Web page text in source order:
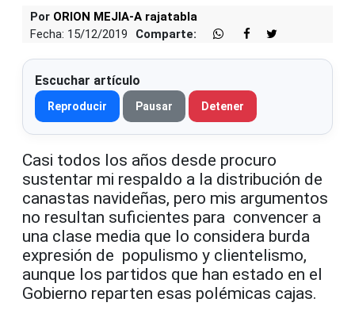
Por ORION MEJIA-A rajatabla
Fecha: 15/12/2019
Comparte:
Escuchar artículo
Reproducir Pausar Detener
Casi todos los años desde procuro
sustentar mi respaldo a la distribución de
canastas navideñas, pero mis argumentos
no resultan suficientes para convencer a
una clase media que lo considera burda
expresión de populismo y clientelismo,
aunque los partidos que han estado en el
Gobierno reparten esas polémicas cajas.